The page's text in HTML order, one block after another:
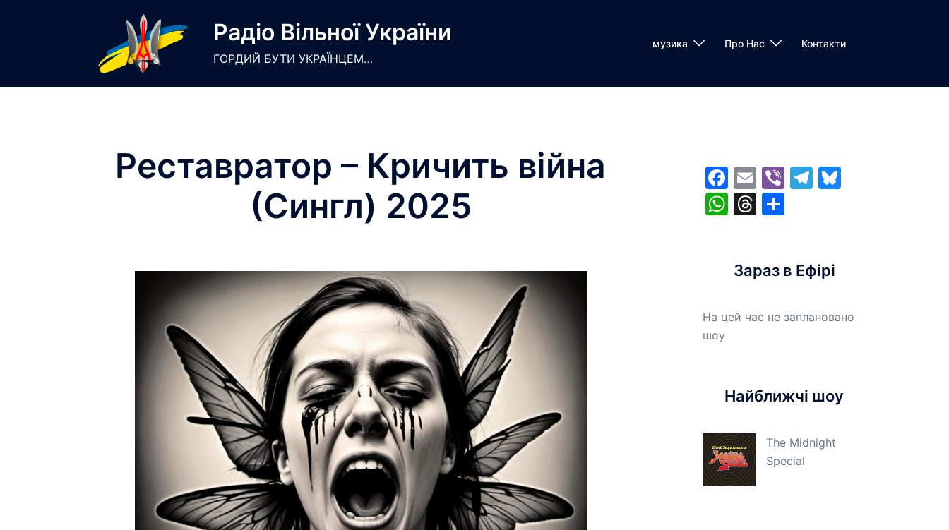
Радіо Вільної України
ГОРДИЙ БУТИ УКРАЇНЦЕМ…
музика Про Нас Контакти
Реставратор – Кричить війна
(Сингл) 2025
Facebook
EmailViberTelegram
Bluesky
WhatsApp
Threads
Share
Зараз в Ефірі
На цей час не заплановано
шоу
Найближчі шоу
The Midnight
Special